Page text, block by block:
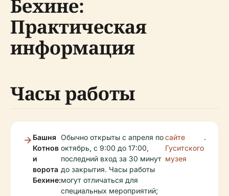
Бехине:
Практическая
информация
Часы работы
Башня
Котнов
и
ворота
Бехине:
Обычно открыты с апреля по
октябрь, с 9:00 до 17:00,
последний вход за 30 минут
до закрытия. Часы работы
могут отличаться для
специальных мероприятий;
сайте
Гуситского
музея
.